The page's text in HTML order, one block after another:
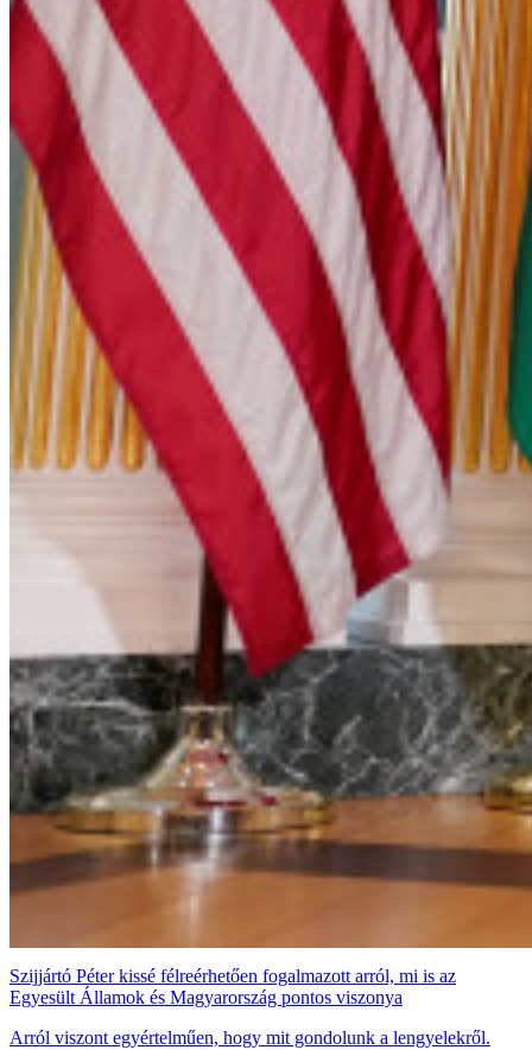
Szijjártó Péter kissé félreérhetően fogalmazott arról, mi is az
Egyesült Államok és Magyarország pontos viszonya
Arról viszont egyértelműen, hogy mit gondolunk a lengyelekről.